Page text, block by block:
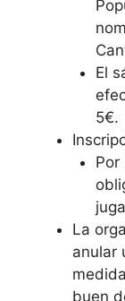
El
5€.
Por
La
anular
buen